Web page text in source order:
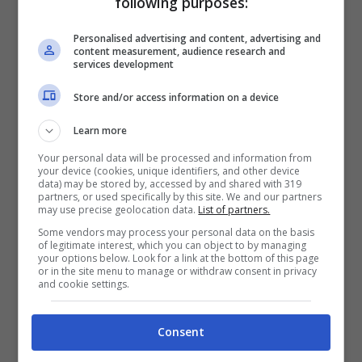
Carnevali del Sassuolo non ha alcun
dubbio
Il direttore generale del
massimi esperti, tra i dirigenti, di tutta la
Serie Aed è colui che ha reso possibile il
sistema neroverde che ha reso grande
questa piccola realtà del nostro calcio. In
una lunga intervista concessa ai microfoni
diTuttomercatoweb, infatti,Giovanni
Carnevaliha fatto il punto sul
calciomercato che si è appena concluso ed
ha risposto ad una esplicita domanda in
maniera chiara su quello che è il colpo più
Personalised advertising and content, advertising and
content measurement, audience research and
services development
Store and/or access information on a device
Learn more
Your personal data will be processed and information from
your device (cookies, unique identifiers, and other device
data) may be stored by, accessed by and shared with 319
partners, or used specifically by this site. We and our partners
may use precise geolocation data. List of partners.
Some vendors may process your personal data on the basis
of legitimate interest, which you can object to by managing
your options below. Look for a link at the bottom of this page
or in the site menu to manage or withdraw consent in privacy
and cookie settings.
Consent